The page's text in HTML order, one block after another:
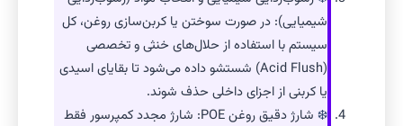
شیمیایی): در صورت سوختن یا کربن‌سازی روغن، کل
سیستم با استفاده از حلال‌های خنثی و تخصصی
(Acid Flush) شستشو داده می‌شود تا بقایای اسیدی
یا کربنی از اجزای داخلی حذف شوند.
شارژ دقیق روغن POE: شارژ مجدد کمپرسور فقط